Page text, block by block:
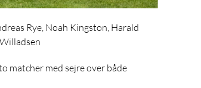
Rye, Noah Kingston, Harald
matcher med sejre over både